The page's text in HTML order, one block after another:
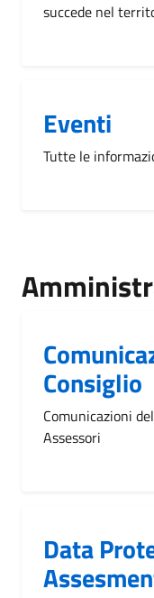
succede nel
Eventi
Tutte le
Consiglio
Comunicazioni
Assessori
Data